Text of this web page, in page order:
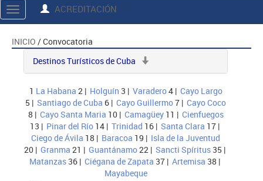
Toggle
navigation
ACREDITACIÓN
INICIO / Convocatoria
Destinos Turísticos de Cuba
1 La Habana 2 | Holguín 3 | Varadero4 | Cayo Largo
5 | Santiago de Cuba 6 | Cayo Guillermo7 | Cayo Coco
8 | Cayo Santa Maria 10 | Camagüey11 | Cienfuegos
13 | Pinar del Río 14 | Trinidad 16 | Santa Clara 17 |
Ciego de Ávila 18 | Baracoa 19 | Isla de la Juventud
20 | Granma 21 | Guantánamo22 | Sancti Spíritus 35 |
Matanzas 36 | Ciégana de Zapata 37 | Artemisa 38 |
Mayabeque